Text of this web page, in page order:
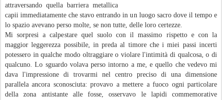
attraversando quella barriera metallica
capii immediatamente che stavo entrando in un luogo sacro dove il tempo e
lo spazio avevano perso molte, se non tutte, delle loro certezze.
Mi sorpresi a calpestare quel suolo con il massimo rispetto e con la
maggior leggerezza possibile, in preda al timore che i miei passi incerti
potessero in qualche modo oltraggiare o violare l'intimità di qualcosa, o di
qualcuno. Lo sguardo volava perso intorno a me, e quello che vedevo mi
dava l'impressione di trovarmi nel centro preciso di una dimensione
parallela ancora sconosciuta: provavo a mettere a fuoco ogni particolare
della zona antistante alle fosse, osservavo le lapidi commemorative